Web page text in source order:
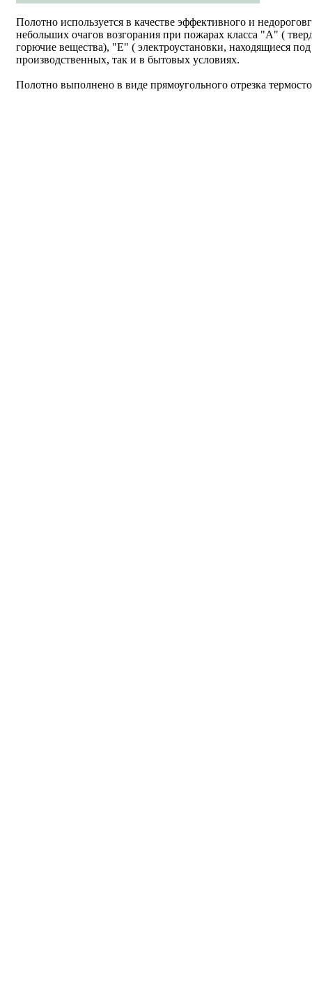
Полотно используется в качестве эффективного и
небольших очагов возгорания при пожарах класса "А" (
горючие вещества), "Е" ( электроустановки, находящиеся
производственных, так и в бытовых условиях.
Полотно выполнено в виде прямоугольного отрезка